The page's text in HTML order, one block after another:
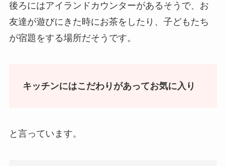
後ろにはアイランドカウンターがあるそうで、お
友達が遊びにきた時にお茶をしたり、子どもたち
が宿題をする場所だそうです。
キッチンにはこだわりがあってお気に入り
と言っています。